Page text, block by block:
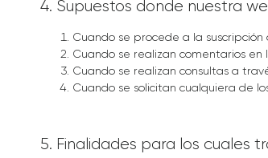
4. Supuestos donde nuestra
Cuando se procede a la
Cuando se realizan comentarios
Cuando se realizan consultas a
Cuando se solicitan cualquiera de
5. Finalidades para los cuales